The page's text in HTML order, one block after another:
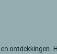
ontdekkingen.